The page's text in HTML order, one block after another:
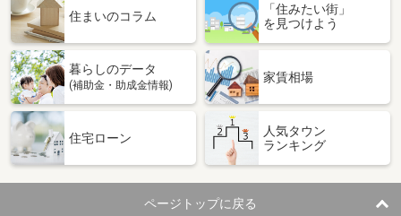
住まいのコラム
「住みたい街」
を見つけよう
暮らしのデータ
(補助金・助成金情報)
家賃相場
住宅ローン
人気タウン
ランキング
ページトップに戻る